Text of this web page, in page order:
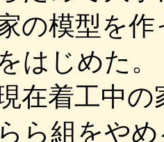
の模型を作
はじめた
在着工中の
ら組をや